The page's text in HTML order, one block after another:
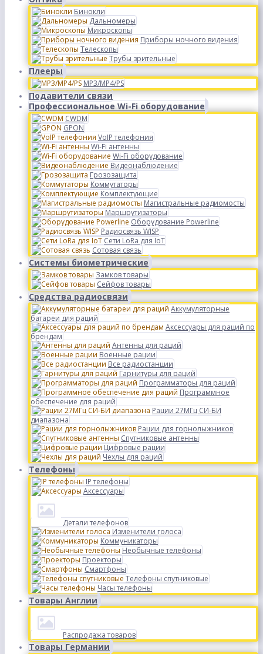
Бинокли
Дальномеры
Микроскопы
Приборы ночного видения
Телескопы
Трубы зрительные
Плееры
MP3/MP4/PS
Подавители связи
Профессиональное Wi-Fi оборудование
CWDM
GPON
VoIP телефония
Wi-Fi антенны
Wi-Fi оборудование
Видеонаблюдение
Грозозащита
Коммутаторы
Комплектующие
Магистральные радиомосты
Маршрутизаторы
Оборудование Powerline
Радиосвязь WISP
Сети LoRa для IoT
Сотовая связь
Системы биометрические
Замков товары
Сейфов товары
Средства радиосвязи
Аккумуляторные
батареи для раций
Аксессуары для раций по
брендам
Антенны для раций
Военные рации
Все радиостанции
Гарнитуры для раций
Программаторы для раций
Программное
обеспечение для раций
Рации 27МГц СИ-БИ
диапазона
Рации для горнолыжников
Спутниковые антенны
Цифровые рации
Чехлы для раций
Телефоны
IP телефоны
Аксессуары
Детали телефонов
Изменители голоса
Коммуникаторы
Необычные телефоны
Проекторы
Смартфоны
Телефоны спутниковые
Часы телефоны
Товары Англии
Распродажа товаров
Товары Германии